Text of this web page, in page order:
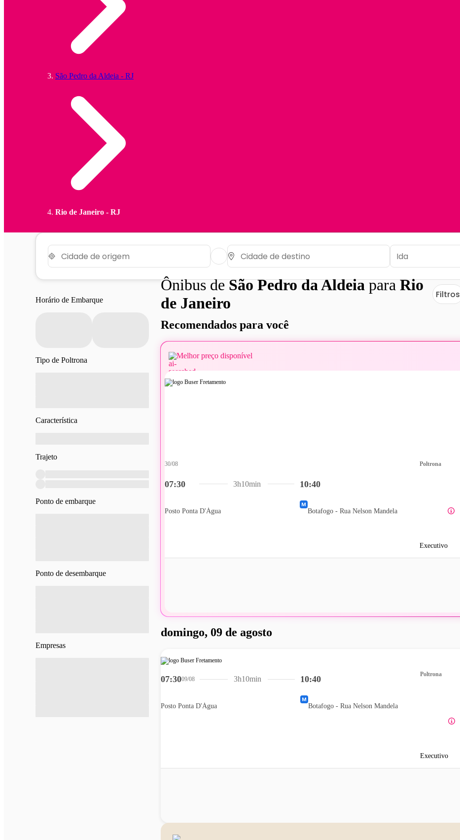
São Pedro da Aldeia - RJ
Rio de Janeiro - RJ
Horário de Embarque
Tipo de Poltrona
Característica
Trajeto
Ponto de embarque
Ponto de desembarque
Empresas
Ônibus deSão Pedro da AldeiaparaRio
de Janeiro
Filtros
Recomendados para você
Melhor preço disponível
07:30
30/08
Posto Ponta D'Água
10:40
Botafogo - Rua Nelson Mandela
3h10min
Poltrona
Executivo
domingo, 09 de agosto
07:3009/08
Posto Ponta D'Água
10:40
Botafogo - Rua Nelson Mandela
3h10min
Poltrona
Executivo